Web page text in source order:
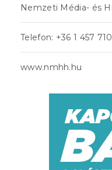
Nemzeti Média- és
Telefon: +36 1 457
www.nmhh.hu